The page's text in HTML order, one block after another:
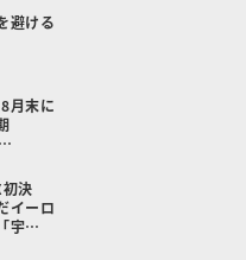
避ける
月末に
初決
イーロ
宇…